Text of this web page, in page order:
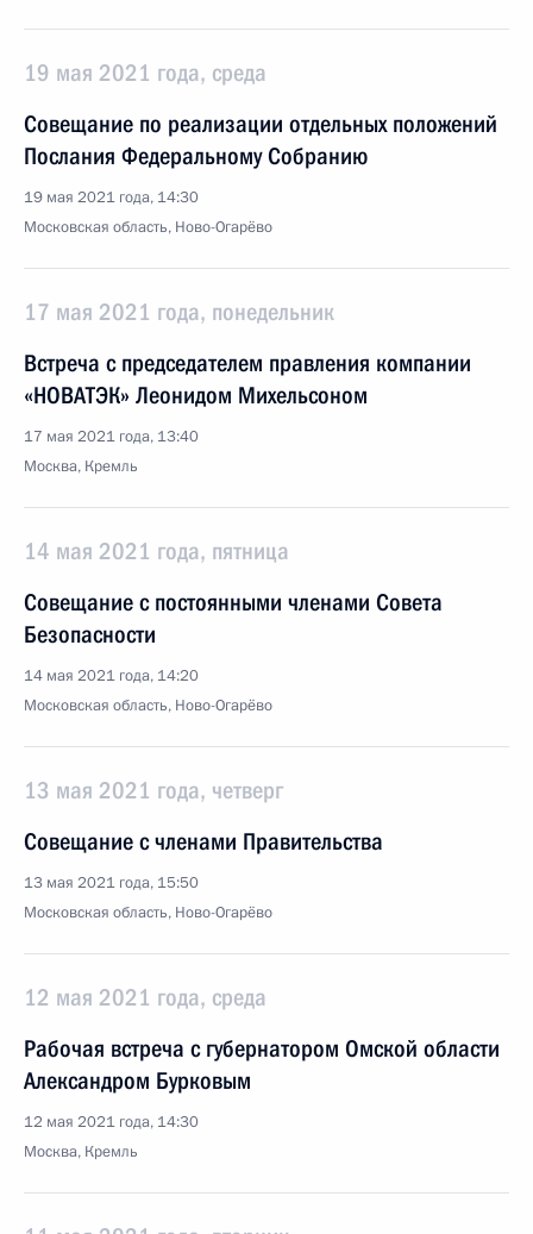
19 мая 2021 года, среда
Совещание по реализации отдельных положений
Послания Федеральному Собранию
19 мая 2021 года, 14:30
Московская область, Ново-Огарёво
17 мая 2021 года, понедельник
Встреча с председателем правления компании
«НОВАТЭК» Леонидом Михельсоном
17 мая 2021 года, 13:40
Москва, Кремль
14 мая 2021 года, пятница
Совещание с постоянными членами Совета
Безопасности
14 мая 2021 года, 14:20
Московская область, Ново-Огарёво
13 мая 2021 года, четверг
Совещание с членами Правительства
13 мая 2021 года, 15:50
Московская область, Ново-Огарёво
12 мая 2021 года, среда
Рабочая встреча с губернатором Омской области
Александром Бурковым
12 мая 2021 года, 14:30
Москва, Кремль